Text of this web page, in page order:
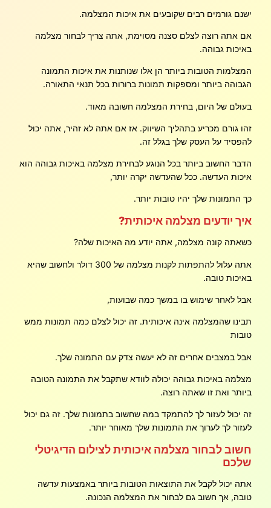
ישנם גורמים רבים שקובעים את איכות המצלמה.
אם אתה רוצה לצלם סצנה מסוימת, אתה צריך לבחור מצלמה
באיכות גבוהה.
המצלמות הטובות ביותר הן אלו שנותנות את איכות התמונה
הגבוהה ביותר ומספקות תמונות ברורות בכל תנאי התאורה.
בעולם של היום, בחירת המצלמה חשובה מאוד.
זהו גורם מכריע בתהליך השיווק. אז אם אתה לא זהיר, אתה יכול
להפסיד על העסק שלך בגלל זה.
הדבר החשוב ביותר בכל הנוגע לבחירת מצלמה באיכות גבוהה הוא
איכות העדשה. ככל שהעדשה יקרה יותר,
כך התמונות שלך יהיו טובות יותר.
איך יודעים מצלמה איכותית?
כשאתה קונה מצלמה, אתה יודע מה האיכות שלה?
אתה עלול להתפתות לקנות מצלמה של 300 דולר ולחשוב שהיא
באיכות טובה.
אבל לאחר שימוש בו במשך כמה שבועות,
תבינו שהמצלמה אינה איכותית. זה יכול לצלם כמה תמונות ממש
טובות
אבל במצבים אחרים זה לא יעשה צדק עם התמונה שלך.
מצלמה באיכות גבוהה יכולה לוודא שתקבל את התמונה הטובה
ביותר ואת זו שאתה רוצה.
זה יכול לעזור לך להתמקד במה שחשוב בתמונות שלך. זה גם יכול
לעזור לך לערוך את התמונות שלך מאוחר יותר.
חשוב לבחור מצלמה איכותית לצילום הדיגיטלי
שלכם
אתה יכול לקבל את התוצאות הטובות ביותר באמצעות עדשה
טובה, אך חשוב גם לבחור את המצלמה הנכונה.